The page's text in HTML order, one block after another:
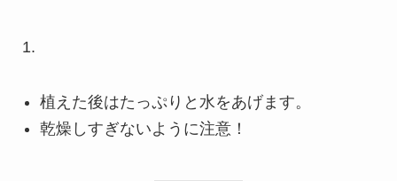
植えた後はたっぷりと水をあげます。
乾燥しすぎないように注意！